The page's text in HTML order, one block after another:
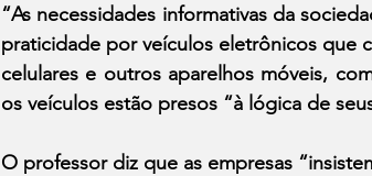
“As necessidades informativas da
praticidade por veículos eletrônicos que
celulares e outros aparelhos móveis,
os veículos estão presos “à lógica de
O professor diz que as empresas